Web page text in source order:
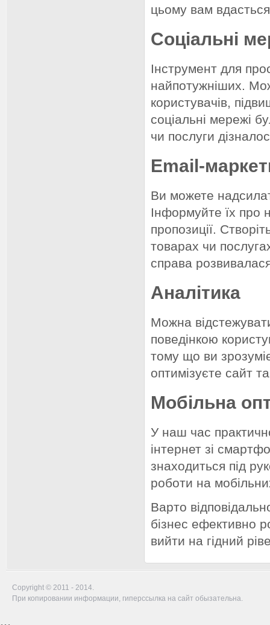
цьому вам
Соціальні
Інструмент для
найпотужніших.
користувачів,
соціальні мережі
чи послуги
Email-
Ви можете
Інформуйте їх про
пропозиції.
товарах чи
справа
Аналітика
Можна
поведінкою
тому що ви
оптимізуєте сайт
Мобільна
У наш час
інтернет зі
знаходиться під
роботи на
Варто
бізнес ефективно
вийти на гідний
Copyright © 2011 - 2014.
При копировании информации, гиперссылка на сайт обызательна.